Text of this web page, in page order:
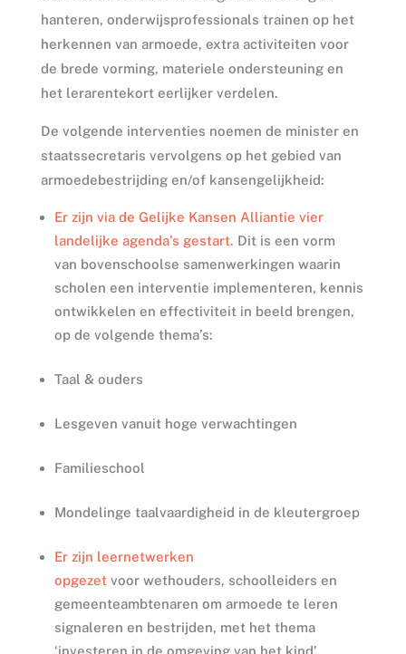
hanteren, onderwijsprofessionals trainen op het
herkennen van armoede, extra activiteiten voor
de brede vorming, materiele ondersteuning en
het lerarentekort eerlijker verdelen.
De volgende interventies noemen de minister en
staatssecretaris vervolgens op het gebied van
armoedebestrijding en/of kansengelijkheid:
Er zijn via de Gelijke Kansen Alliantie vier
landelijke agenda’s gestart. Dit is een vorm
van bovenschoolse samenwerkingen waarin
scholen een interventie implementeren, kennis
ontwikkelen en effectiviteit in beeld brengen,
op de volgende thema’s:
Taal & ouders
Lesgeven vanuit hoge verwachtingen
Familieschool
Mondelinge taalvaardigheid in de kleutergroep
Er zijn leernetwerken
opgezetvoor wethouders, schoolleiders en
gemeenteambtenaren om armoede te leren
signaleren en bestrijden, met het thema
‘investeren in de omgeving van het kind’.